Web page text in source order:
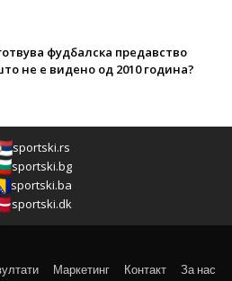
фудбалска предавство
не е видено од 2010 година?
sportski.rs
sportski.bg
sportski.ba
sportski.dk
Маркетинг Контакт За нас